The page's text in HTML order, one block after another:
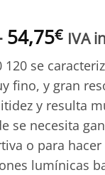
54,75€ IVA
120 se
fino, y gran
y resulta
se necesita
o para
lumínicas